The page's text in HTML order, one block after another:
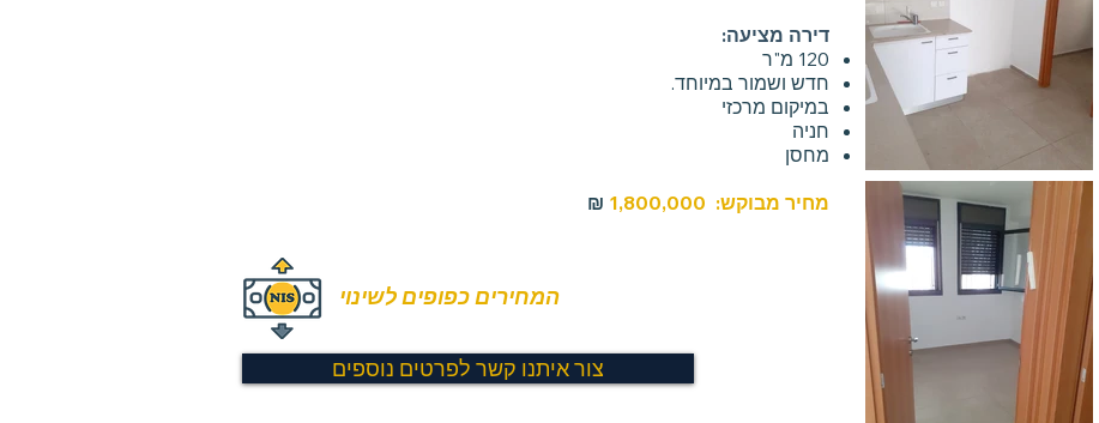
דירה מציעה:
120 מ"ר
חדש ושמור במיוחד.
במיקום מרכזי
חניה
מחסן
מחיר מבוקש: 1,800,000
₪
המחירים כפופים לשינוי
צור איתנו קשר לפרטים נוספים